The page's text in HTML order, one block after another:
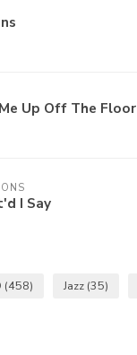
Up Off The Floor
I Say
(458) Jazz (35)